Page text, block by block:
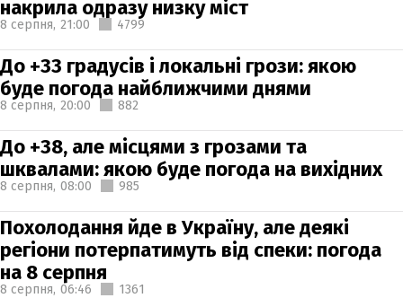
накрила одразу низку міст
8 серпня, 21:00 4799
До +33 градусів і локальні грози: якою
буде погода найближчими днями
8 серпня, 20:00 882
До +38, але місцями з грозами та
шквалами: якою буде погода на вихідних
8 серпня, 08:00 985
Похолодання йде в Україну, але деякі
регіони потерпатимуть від спеки: погода
на 8 серпня
8 серпня, 06:46 1361